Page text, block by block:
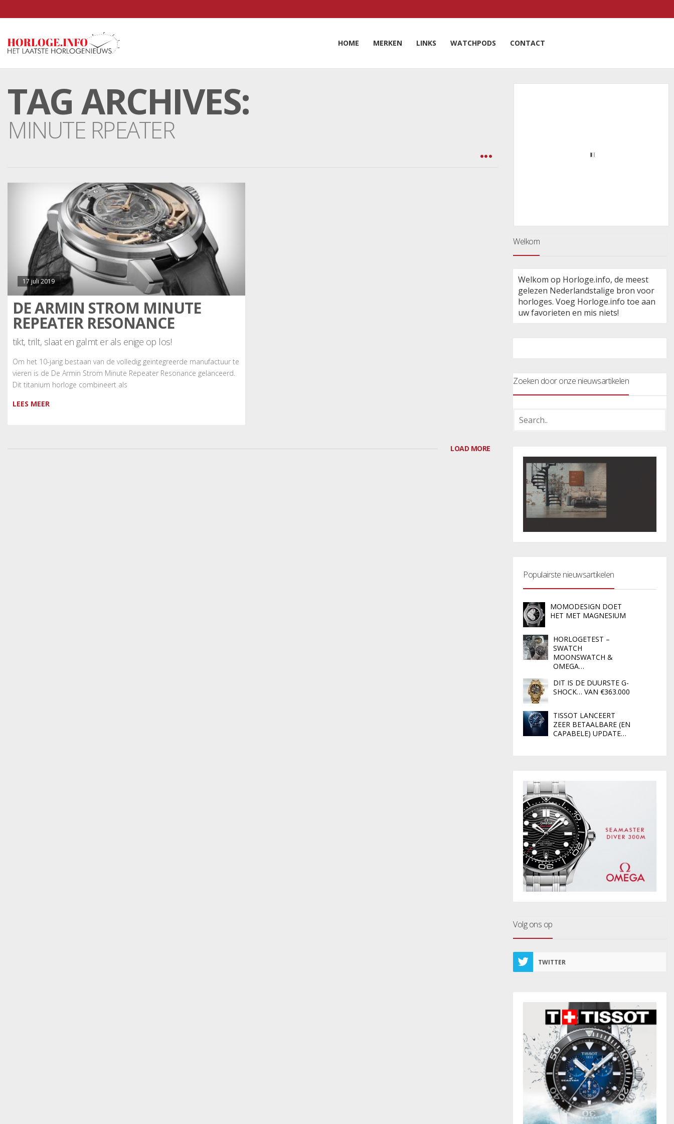
HOME MERKEN LINKS WATCHPODS CONTACT
TAG ARCHIVES:
MINUTE RPEATER
17 juli 2019
DE ARMIN STROM MINUTE
REPEATER RESONANCE
tikt, trilt, slaat en galmt er als enige op los!
Om het 10-jarig bestaan van de volledig geïntegreerde manufactuur te
vieren is de De Armin Strom Minute Repeater Resonance gelanceerd.
Dit titanium horloge combineert als
LEES MEER
LOAD MORE
Welkom
Welkom op Horloge.info, de meest
gelezen Nederlandstalige bron voor
horloges. Voeg Horloge.info toe aan
uw favorieten en mis niets!
Zoeken door onze nieuwsartikelen
Populairste nieuwsartikelen
MOMODESIGN DOET
HET MET MAGNESIUM
HORLOGETEST –
SWATCH
MOONSWATCH &
OMEGA…
DIT IS DE DUURSTE G-
SHOCK… VAN €363.000
TISSOT LANCEERT
ZEER BETAALBARE (EN
CAPABELE) UPDATE…
Volg ons op
TWITTER